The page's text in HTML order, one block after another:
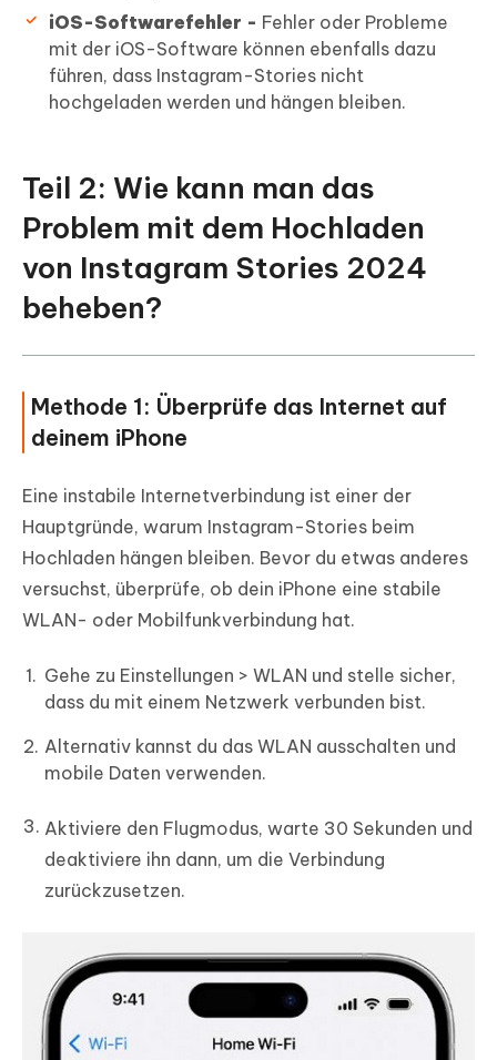
iOS-Softwarefehler - Fehler oder Probleme
mit der iOS-Software können ebenfalls dazu
führen, dass Instagram-Stories nicht
hochgeladen werden und hängen bleiben.
Teil 2: Wie kann man das
Problem mit dem Hochladen
von Instagram Stories 2024
beheben?
Methode 1: Überprüfe das Internet auf
deinem iPhone
Eine instabile Internetverbindung ist einer der
Hauptgründe, warum Instagram-Stories beim
Hochladen hängen bleiben. Bevor du etwas anderes
versuchst, überprüfe, ob dein iPhone eine stabile
WLAN- oder Mobilfunkverbindung hat.
Gehe zu Einstellungen > WLAN und stelle sicher,
dass du mit einem Netzwerk verbunden bist.
Alternativ kannst du das WLAN ausschalten und
mobile Daten verwenden.
Aktiviere den Flugmodus, warte 30 Sekunden und
deaktiviere ihn dann, um die Verbindung
zurückzusetzen.